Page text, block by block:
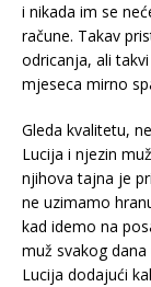
i nikada im se
račune. Takav
odricanja, ali
mjeseca mirno
Gleda kvalitetu,
Lucija i njezin
njihova tajna je
ne uzimamo
kad idemo na
muž svakog
Lucija dodajući